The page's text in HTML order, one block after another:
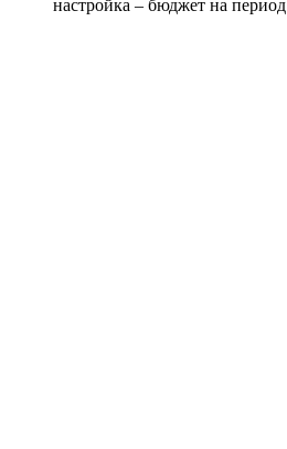
настройка – бюджет на период